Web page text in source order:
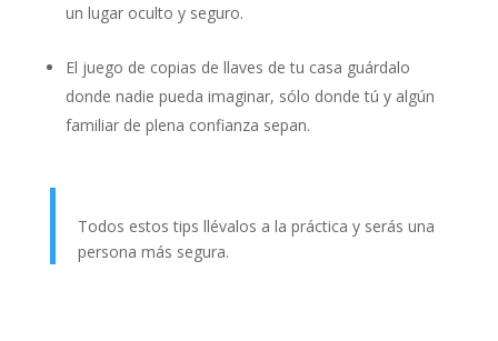
un lugar oculto y seguro.
El juego de copias de llaves de tu casa guárdalo
donde nadie pueda imaginar, sólo donde tú y algún
familiar de plena confianza sepan.
Todos estos tips llévalos a la práctica y serás una
persona más segura.